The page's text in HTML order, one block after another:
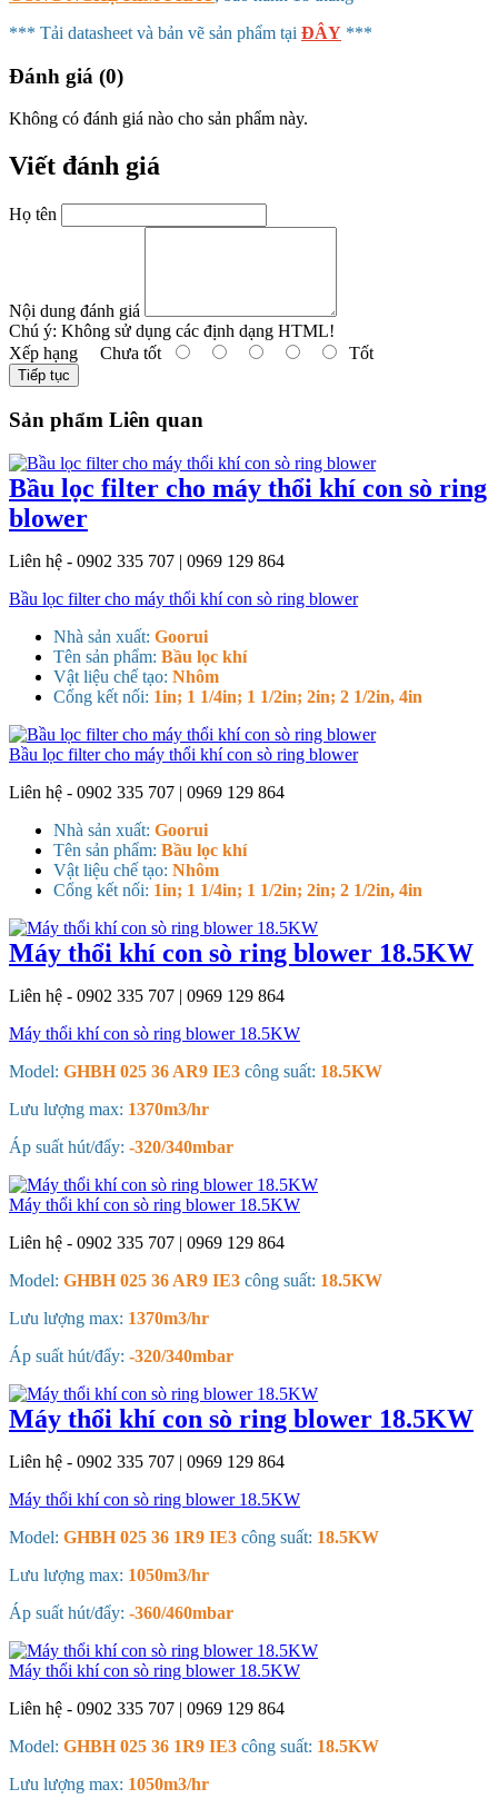
*** Tải datasheet và bản vẽ sản phẩm tại ĐÂY ***
Đánh giá (0)
Không có đánh giá nào cho sản phẩm này.
Viết đánh giá
Họ tên
Nội dung đánh giá
Chú ý: Không sử dụng các định dạng HTML!
Xếp hạng Chưa tốt Tốt
Tiếp tục
Sản phẩm Liên quan
Bầu lọc filter cho máy thổi khí con sò ring
blower
Liên hệ - 0902 335 707 | 0969 129 864
Bầu lọc filter cho máy thổi khí con sò ring blower
Nhà sản xuất: Goorui
Tên sản phẩm: Bầu lọc khí
Vật liệu chế tạo: Nhôm
Cổng kết nối: 1in; 1 1/4in; 1 1/2in; 2in; 2 1/2in, 4in
Bầu lọc filter cho máy thổi khí con sò ring blower
Liên hệ - 0902 335 707 | 0969 129 864
Nhà sản xuất: Goorui
Tên sản phẩm: Bầu lọc khí
Vật liệu chế tạo: Nhôm
Cổng kết nối: 1in; 1 1/4in; 1 1/2in; 2in; 2 1/2in, 4in
Máy thổi khí con sò ring blower 18.5KW
Liên hệ - 0902 335 707 | 0969 129 864
Máy thổi khí con sò ring blower 18.5KW
Model: GHBH 025 36 AR9 IE3 công suất: 18.5KW
Lưu lượng max: 1370m3/hr
Áp suất hút/đẩy: -320/340mbar
Máy thổi khí con sò ring blower 18.5KW
Liên hệ - 0902 335 707 | 0969 129 864
Model: GHBH 025 36 AR9 IE3 công suất: 18.5KW
Lưu lượng max: 1370m3/hr
Áp suất hút/đẩy: -320/340mbar
Máy thổi khí con sò ring blower 18.5KW
Liên hệ - 0902 335 707 | 0969 129 864
Máy thổi khí con sò ring blower 18.5KW
Model: GHBH 025 36 1R9 IE3 công suất: 18.5KW
Lưu lượng max: 1050m3/hr
Áp suất hút/đẩy: -360/460mbar
Máy thổi khí con sò ring blower 18.5KW
Liên hệ - 0902 335 707 | 0969 129 864
Model: GHBH 025 36 1R9 IE3 công suất: 18.5KW
Lưu lượng max: 1050m3/hr